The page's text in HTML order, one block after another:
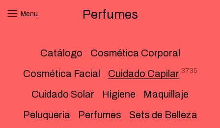
Menu Perfumes
Catálogo
Cosmética Corporal
Cosmética Facial
Cuidado Capilar 3735
Cuidado Solar Higiene
Maquillaje
Peluquería
Perfumes Sets de Belleza